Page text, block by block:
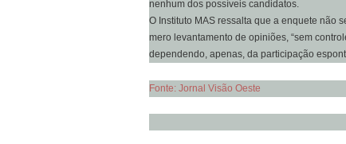
nenhum dos possíveis candidatos.
O Instituto MAS ressalta que a enquete não
mero levantamento de opiniões, “sem
dependendo, apenas, da participação
Fonte: Jornal Visão Oeste